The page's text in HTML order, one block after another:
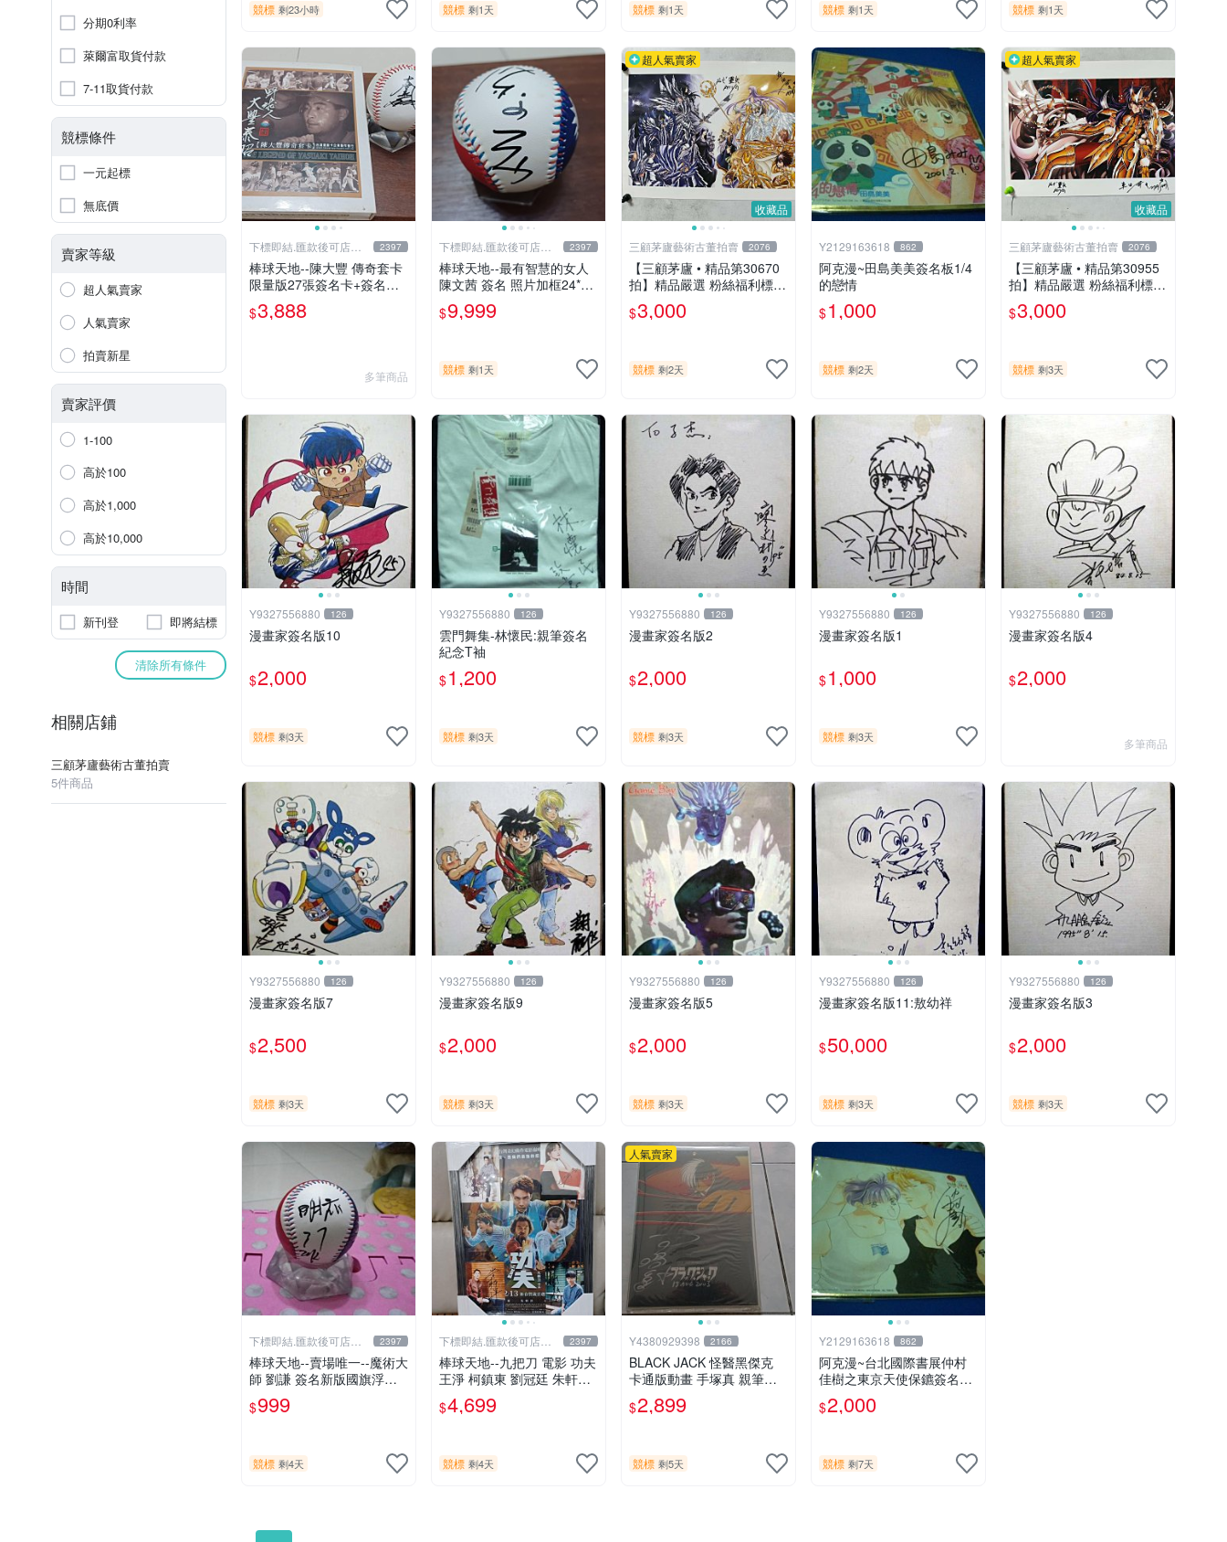
分期0利率
萊爾富取貨付款
7-11取貨付款
競標條件
一元起標
無底價
賣家等級
超人氣賣家
人氣賣家
拍賣新星
賣家評價
1-100
高於100
高於1,000
高於10,000
時間
新刊登 即將結標
清除所有條件
相關店鋪
三顧茅廬藝術古董拍賣
5件商品
競標 剩23小時 競標 剩1天 競標 剩1天 競標 剩1天 競標 剩1天
下標即結.匯款後可店到
店關於我
2397
棒球天地--陳大豐 傳奇套卡
限量版27張簽名卡+簽名球.
字跡漂亮超稀少
$3,888
多筆商品
下標即結.匯款後可店到
店關於我
2397
棒球天地--最有智慧的女人
陳文茜 簽名 照片加框24*29
公分+國旗球.層層管道才獲
得.僅此一組..
$9,999
競標 剩1天
收藏品
超人氣賣家
三顧茅廬藝術古董拍賣 2076
【三顧茅廬 • 精品第30670
拍】精品嚴選 粉絲福利標
日本動漫大師 車田正美簽名
照片《聖鬥士星矢》！ 特惠
$3,000
競標 剩2天
Y2129163618 862
阿克漫~田島美美簽名板1/4
的戀情
$1,000
競標 剩2天
收藏品
超人氣賣家
三顧茅廬藝術古董拍賣 2076
【三顧茅廬 • 精品第30955
拍】精品嚴選 粉絲福利標
日本動漫大師 車田正美簽名
照片《聖鬥士星矢》！ 特惠
$3,000
競標 剩3天
Y9327556880 126
漫畫家簽名版10
$2,000
競標 剩3天
Y9327556880 126
雲門舞集-林懷民:親筆簽名
紀念T袖
$1,200
競標 剩3天
Y9327556880 126
漫畫家簽名版2
$2,000
競標 剩3天
Y9327556880 126
漫畫家簽名版1
$1,000
競標 剩3天
Y9327556880 126
漫畫家簽名版4
$2,000
多筆商品
Y9327556880 126
漫畫家簽名版7
$2,500
競標 剩3天
Y9327556880 126
漫畫家簽名版9
$2,000
競標 剩3天
Y9327556880 126
漫畫家簽名版5
$2,000
競標 剩3天
Y9327556880 126
漫畫家簽名版11:敖幼祥
$50,000
競標 剩3天
Y9327556880 126
漫畫家簽名版3
$2,000
競標 剩3天
下標即結.匯款後可店到
店關於我
2397
棒球天地--賣場唯一--魔術大
師 劉謙 簽名新版國旗浮雕
球.字跡漂亮
$999
競標 剩4天
下標即結.匯款後可店到
店關於我
2397
棒球天地--九把刀 電影 功夫
王淨 柯鎮東 劉冠廷 朱軒洋
簽名照片框.45*32公分.贈品
同款已護貝海報..
$4,699
競標 剩4天
人氣賣家
Y4380929398 2166
BLACK JACK 怪醫黑傑克
卡通版動畫 手塚真 親筆簽
名板
$2,899
競標 剩5天
Y2129163618 862
阿克漫~台北國際書展仲村
佳樹之東京天使保鑣簽名板
只有一張
$2,000
競標 剩7天